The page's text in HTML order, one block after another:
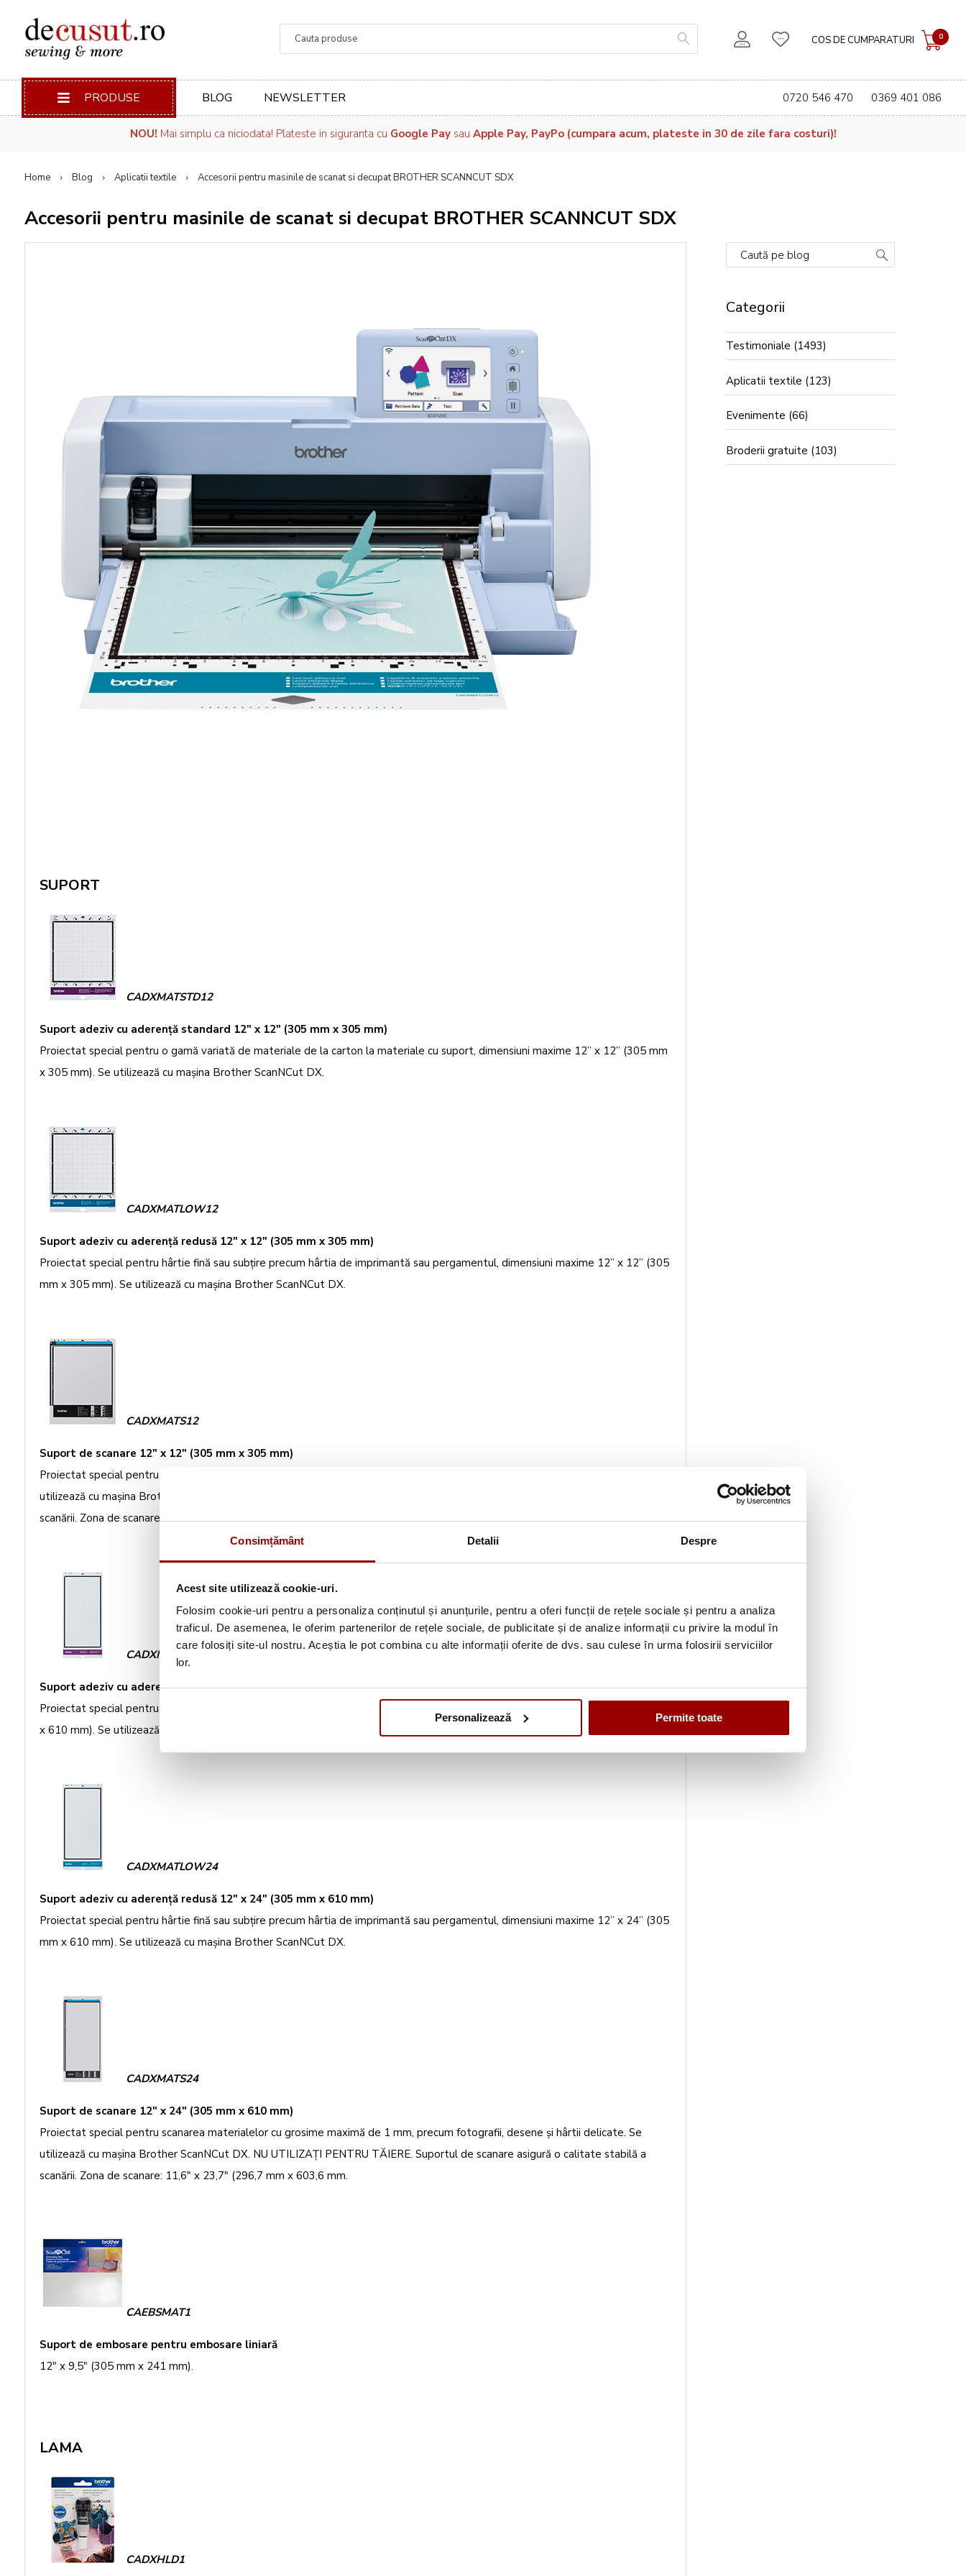
Consimțământ Detalii Despre
Acest site utilizează cookie-uri.
Folosim cookie-uri pentru a personaliza conținutul și anunțurile, pentru a oferi funcții de rețele sociale și pentru a analiza
traficul. De asemenea, le oferim partenerilor de rețele sociale, de publicitate și de analize informații cu privire la modul în
care folosiți site-ul nostru. Aceștia le pot combina cu alte informații oferite de dvs. sau culese în urma folosirii serviciilor
lor.
Personalizează Permite toate
COS DE CUMPARATURI 0
PRODUSE BLOG NEWSLETTER 0720 546 470 0369 401 086
NOU! Mai simplu ca niciodata! Plateste in siguranta cu Google Paysau Apple Pay, PayPo (cumpara acum, plateste in 30 de zile fara costuri)!
Home Blog Aplicatii textile Accesorii pentru masinile de scanat si decupat BROTHER SCANNCUT SDX
Accesorii pentru masinile de scanat si decupat BROTHER SCANNCUT SDX
SUPORT
CADXMATSTD12
Suport adeziv cu aderenţă standard 12" x 12" (305 mm x 305 mm)
Proiectat special pentru o gamă variată de materiale de la carton la materiale cu suport, dimensiuni maxime 12” x 12” (305 mm
x 305 mm). Se utilizează cu maşina Brother ScanNCut DX.
CADXMATLOW12
Suport adeziv cu aderenţă redusă 12" x 12" (305 mm x 305 mm)
Proiectat special pentru hârtie fină sau subţire precum hârtia de imprimantă sau pergamentul, dimensiuni maxime 12” x 12” (305
mm x 305 mm). Se utilizează cu maşina Brother ScanNCut DX.
CADXMATS12
Suport de scanare 12" x 12" (305 mm x 305 mm)
Proiectat special pentru scanarea materialelor cu grosime maximă de 1 mm, precum fotografii, desene şi hârtii delicate. Se
utilizează cu maşina Brother ScanNCut DX. NU UTILIZAŢI PENTRU TĂIERE. Suportul de scanare asigură o calitate stabilă a
scanării. Zona de scanare: 11,6" x 11,7" (296,7 mm x 298,8 mm).
CADXMATSTD24
Suport adeziv cu aderenţă standard 12" x 24" (305 mm x 610 mm)
Proiectat special pentru o gamă variată de materiale de la carton la materiale cu suport, dimensiuni maxime 12” x 24” (305 mm
x 610 mm). Se utilizează cu maşina Brother ScanNCut DX.
CADXMATLOW24
Suport adeziv cu aderenţă redusă 12" x 24" (305 mm x 610 mm)
Proiectat special pentru hârtie fină sau subţire precum hârtia de imprimantă sau pergamentul, dimensiuni maxime 12” x 24” (305
mm x 610 mm). Se utilizează cu maşina Brother ScanNCut DX.
CADXMATS24
Suport de scanare 12" x 24" (305 mm x 610 mm)
Proiectat special pentru scanarea materialelor cu grosime maximă de 1 mm, precum fotografii, desene şi hârtii delicate. Se
utilizează cu maşina Brother ScanNCut DX. NU UTILIZAŢI PENTRU TĂIERE. Suportul de scanare asigură o calitate stabilă a
scanării. Zona de scanare: 11,6" x 23,7" (296,7 mm x 603,6 mm.
CAEBSMAT1
Suport de embosare pentru embosare liniară
12" x 9,5" (305 mm x 241 mm).
LAMA
CADXHLD1
Caută pe blog
Categorii
Testimoniale (1493)
Aplicatii textile (123)
Evenimente (66)
Broderii gratuite (103)